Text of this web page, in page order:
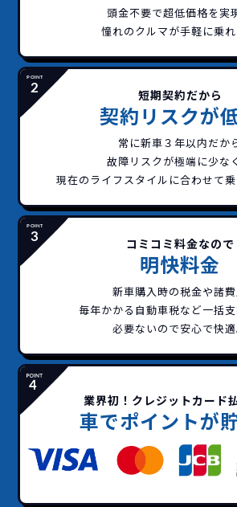
頭金不要で超低価格を実
憧れのクルマが手軽に乗
短期契約だから
契約リスクが
常に新車３年以内だか
故障リスクが極端に少な
現在のライフスタイルに合わせて
コミコミ料金なので
明快料金
新車購入時の税金や諸
毎年かかる自動車税など一括
必要ないので安心で快適
業界初！クレジットカード
車でポイントが
どこよりも安くご契約い
イッカーズは高残価設定
頭金不要で超低価格！
憧れのク
ます！
安さの秘密
短期間だから安心
イッカーズなら短期リースでも安
に新車なので故障の心配がありま
イフスタイルの変化にも対応
一括払いで安心
イッカーズなら頭金・ボーナス払
金など一切不要！
一括価格をお
だけでご利用いただけ